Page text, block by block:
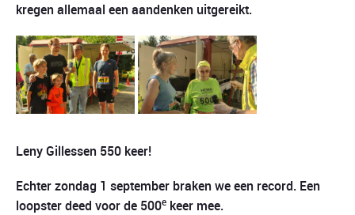
kregen allemaal een aandenken uitgereikt.
Leny Gillessen 550 keer!
Echter zondag 1 september braken we een record. Een
loopster deed voor de 500e keer mee.